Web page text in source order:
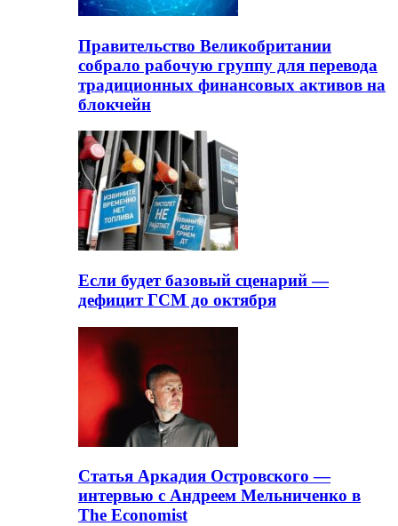
Правительство Великобритании
собрало рабочую группу для перевода
традиционных финансовых активов на
блокчейн
Если будет базовый сценарий —
дефицит ГСМ до октября
Статья Аркадия Островского —
интервью с Андреем Мельниченко в
The Economist